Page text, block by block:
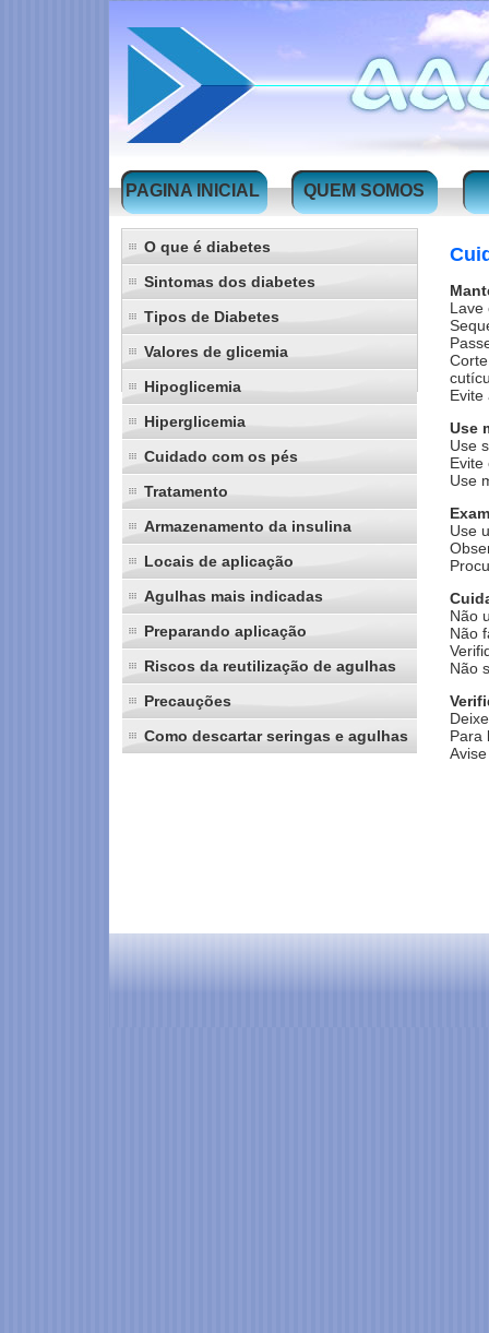
PAGINA INICIAL QUEM SOMOS
O que é diabetes
Sintomas dos diabetes
Tipos de Diabetes
Valores de glicemia
Hipoglicemia
Hiperglicemia
Cuidado com os pés
Tratamento
Armazenamento da insulina
Locais de aplicação
Agulhas mais indicadas
Preparando aplicação
Riscos da reutilização de agulhas
Precauções
Como descartar seringas e agulhas
Lave
Evite
Use
Use
Evite
Use
Use
Não
Não
Não
Para